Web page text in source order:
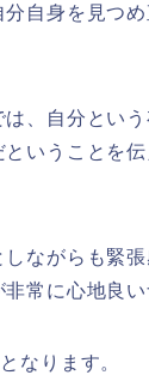
自身を見つ
、自分とい
いうことを
ながらも緊
常に心地良い
なります。